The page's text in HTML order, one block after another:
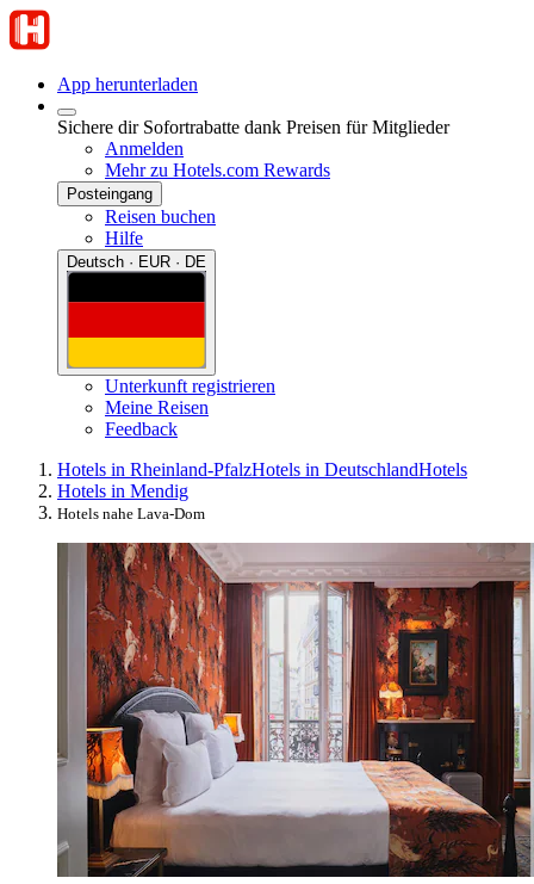
App herunterladen
Sichere dir Sofortrabatte dank Preisen für Mitglieder
Anmelden
Mehr zu Hotels.com Rewards
Posteingang
Reisen buchen
Hilfe
Deutsch · EUR · DE
Unterkunft registrieren
Meine Reisen
Feedback
Hotels in Rheinland-PfalzHotels in DeutschlandHotels
Hotels in Mendig
Hotels nahe Lava-Dom